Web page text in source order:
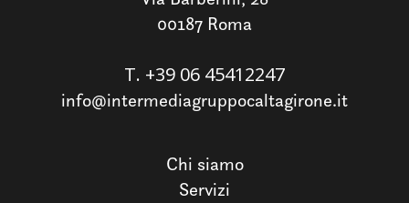
00187 Roma
T. +39 06 45412247
info@intermediagruppocaltagirone.it
Chi siamo
Servizi